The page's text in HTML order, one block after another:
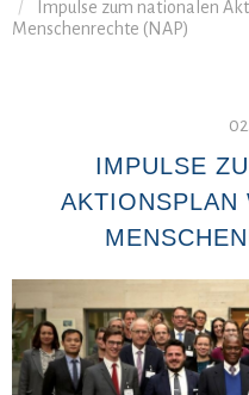
Impulse zum nationalen
Menschenrechte (NAP)
IMPULSE
AKTIONSPLAN